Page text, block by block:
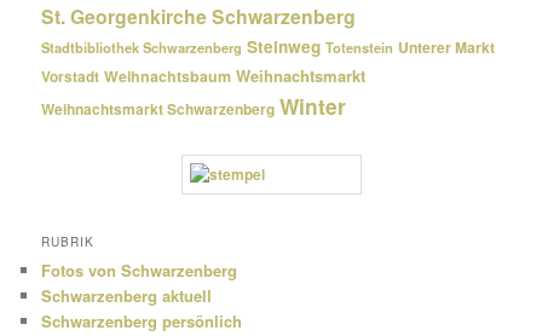
St. Georgenkirche Schwarzenberg
Stadtbibliothek Schwarzenberg Steinweg Totenstein Unterer Markt
Vorstadt Weihnachtsbaum Weihnachtsmarkt
Weihnachtsmarkt Schwarzenberg Winter
RUBRIK
Fotos von Schwarzenberg
Schwarzenberg aktuell
Schwarzenberg persönlich